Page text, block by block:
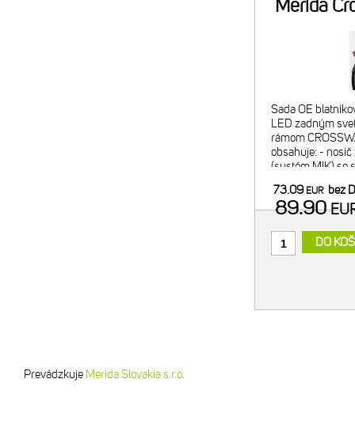
Merida
Sada OE
LED zadným
rámom
obsahuje: -
(systém MIK) so
blatník z
73.09EUR bez
89.90
DO
Prevádzkuje Merida Slovakia s.r.o.